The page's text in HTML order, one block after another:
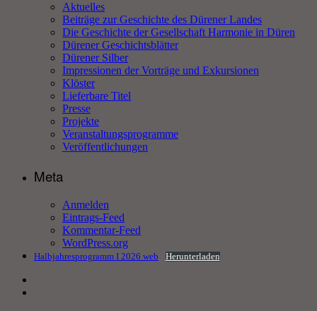
Aktuelles
Beiträge zur Geschichte des Dürener Landes
Die Geschichte der Gesellschaft Harmonie in Düren
Dürener Geschichtsblätter
Dürener Silber
Impressionen der Vorträge und Exkursionen
Klöster
Lieferbare Titel
Presse
Projekte
Veranstaltungsprogramme
Veröffentlichungen
Meta
Anmelden
Eintrags-Feed
Kommentar-Feed
WordPress.org
Halbjahresprogramm I 2026 web Herunterladen